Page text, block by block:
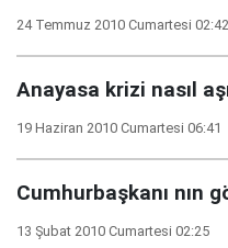
24 Temmuz 2010 Cumartesi 02:42
Anayasa krizi nasıl
19 Haziran 2010 Cumartesi 06:41
Cumhurbaşkanı nın
13 Şubat 2010 Cumartesi 02:25